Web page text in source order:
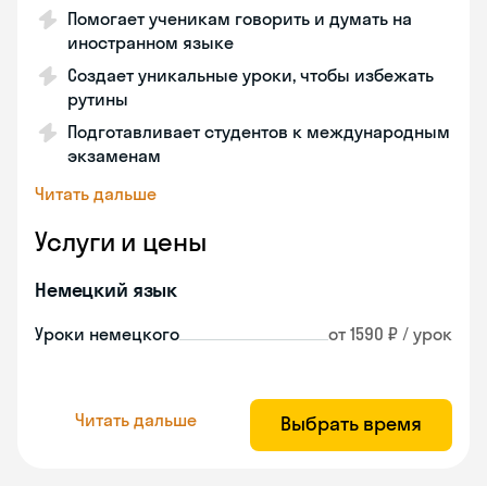
Помогает ученикам говорить и думать на
иностранном языке
Создает уникальные уроки, чтобы избежать
рутины
Подготавливает студентов к международным
экзаменам
Читать дальше
Услуги и цены
Немецкий язык
Уроки немецкого от 1590 ₽ / урок
Читать дальше Выбрать время